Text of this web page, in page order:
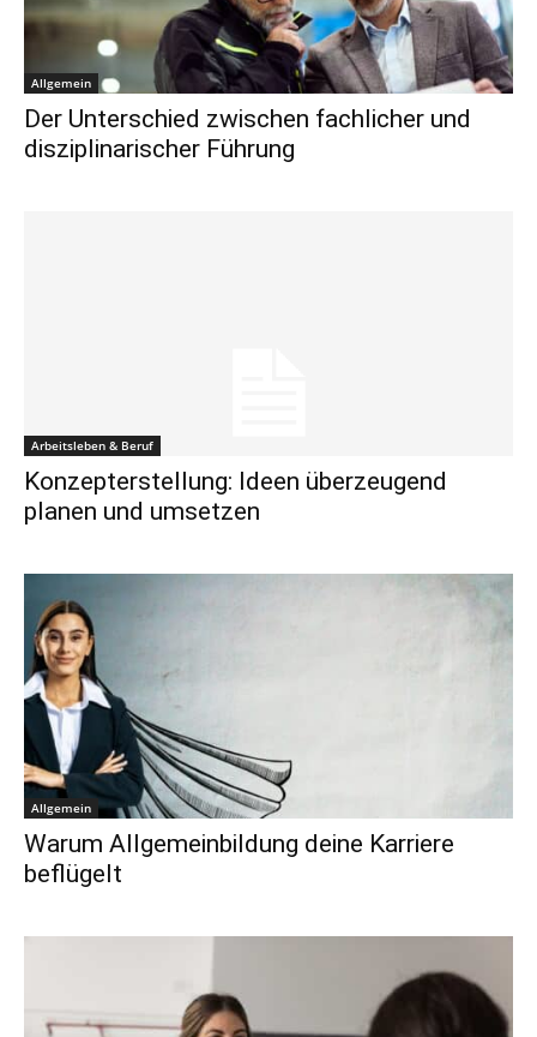
Allgemein
Der Unterschied zwischen fachlicher und
disziplinarischer Führung
Arbeitsleben & Beruf
Konzepterstellung: Ideen überzeugend
planen und umsetzen
Allgemein
Warum Allgemeinbildung deine Karriere
beflügelt